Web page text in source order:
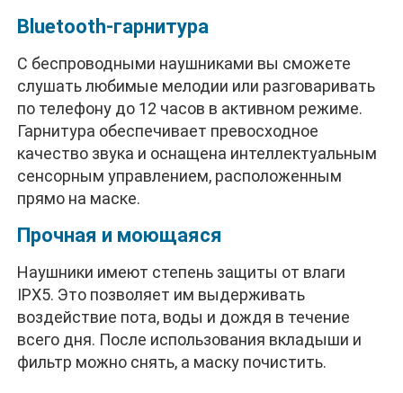
Bluetooth-гарнитура
С беспроводными наушниками вы сможете
слушать любимые мелодии или разговаривать
по телефону до 12 часов в активном режиме.
Гарнитура обеспечивает превосходное
качество звука и оснащена интеллектуальным
сенсорным управлением, расположенным
прямо на маске.
Прочная и моющаяся
Наушники имеют степень защиты от влаги
IPX5. Это позволяет им выдерживать
воздействие пота, воды и дождя в течение
всего дня. После использования вкладыши и
фильтр можно снять, а маску почистить.